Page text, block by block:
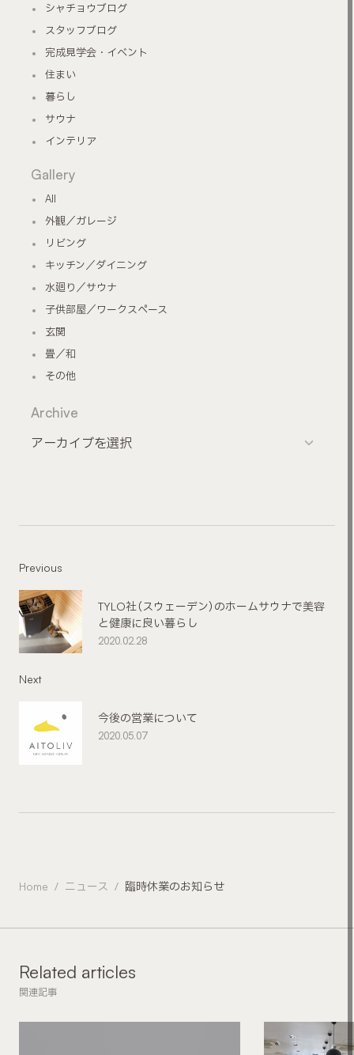
シャチョウブログ
スタッフブログ
完成見学会・イベント
住まい
暮らし
サウナ
インテリア
Gallery
All
外観／ガレージ
リビング
キッチン／ダイニング
水廻り／サウナ
子供部屋／ワークスペース
玄関
畳／和
その他
Archive
Previous
TYLO社（スウェーデン）のホームサウナで美容
と健康に良い暮らし
2020.02.28
Next
今後の営業について
2020.05.07
Home ニュース 臨時休業のお知らせ
関連記事
Related articles